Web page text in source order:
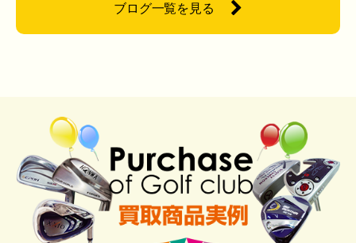
ブログ一覧を見る